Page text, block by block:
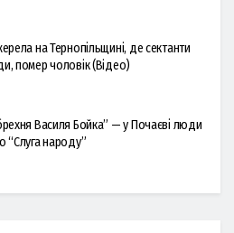
на Тернопільщині, де сектанти
помер чоловік (Відео)
Василя Бойка” — у Почаєві люди
“Слуга народу”